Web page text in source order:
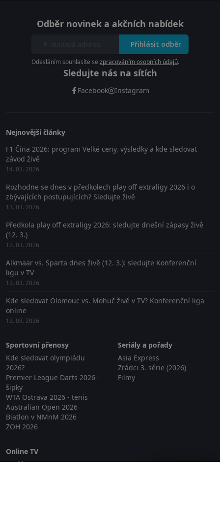
Odběr novinek a akčních nabídek
Přihlásit odběr
Odesláním souhlasíte se zpracováním osobních údajů.
Sledujte nás na sítích
Facebook Instagram
Nejnovější články
F1 Čína 2026: program Velké ceny, výsledky a kde sledovat
závod živě
14. 03. 2026
Rozhodne se dnes v předkolech play off extraligy 2026 i o
zbývajících postupujících? Sledujte živě
13. 03. 2026
Předkola play off extraligy 2026: sledujte dnešní zápasy živě
(12. 3.)
12. 03. 2026
Alkmaar vs. Sparta dnes živě (12. 3.): sledujte Konferenční
ligu v TV
12. 03. 2026
Kde sledovat Olomouc vs. Mohuč živě v TV? Konferenční liga
online
12. 03. 2026
Sportovní přenosy
Kde sledovat olympiádu
2026?
Premier League Darts 2026 -
šipky
WTA Ostrava 2026 - tenis
Australian Open 2026
Biatlon v NMnM 2026
ZOH 2026
Seriály a pořady
Asia Express
Zrádci 3. série (2026)
Filmy
Online TV
Lepší.TV